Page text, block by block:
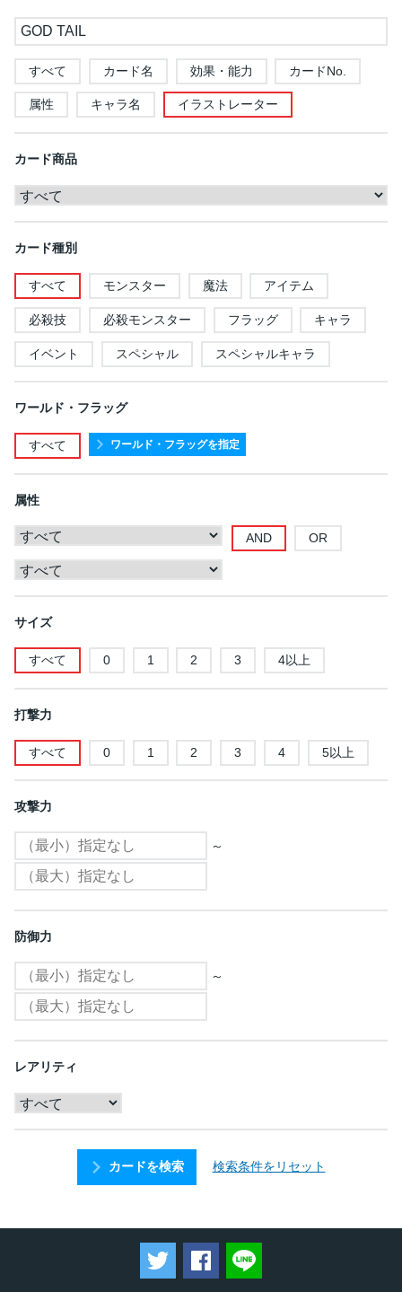
すべて カード名 効果・能力 カードNo.
属性 キャラ名 イラストレーター
カード商品
カード種別
すべて モンスター 魔法 アイテム
必殺技 必殺モンスター フラッグ キャラ
イベント スペシャル スペシャルキャラ
ワールド・フラッグ
すべて ワールド・フラッグを指定
属性
AND OR
サイズ
すべて 0 1 2 3 4以上
打撃力
すべて 0 1 2 3 4 5以上
攻撃力
～
防御力
～
レアリティ
カードを検索 検索条件をリセット
ツイートするFacebookでシェアする